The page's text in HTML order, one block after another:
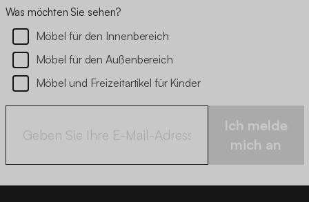
Was möchten Sie sehen?
Möbel für den Innenbereich
Möbel für den Außenbereich
Möbel und Freizeitartikel für Kinder
Ich melde
mich an